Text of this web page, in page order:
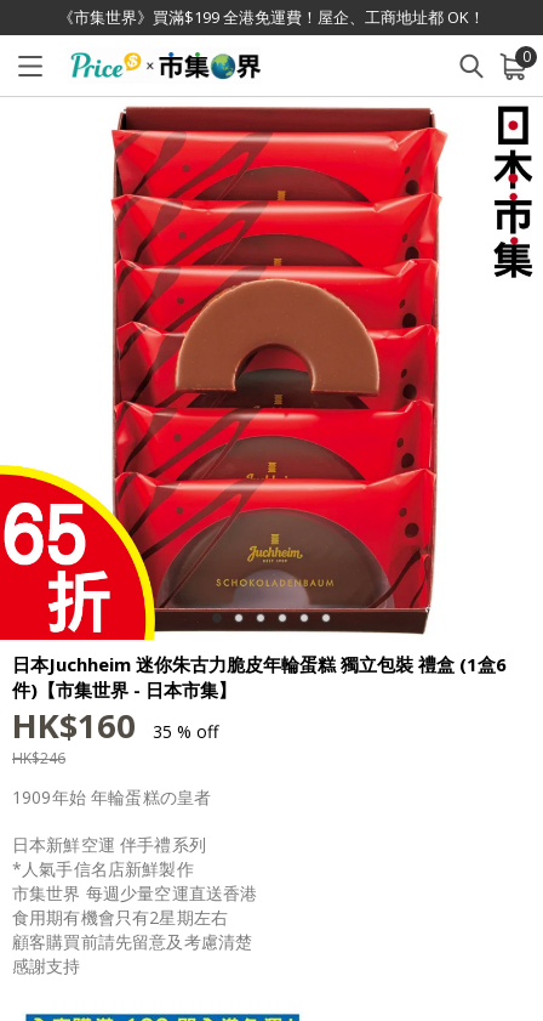
《市集世界》買滿$199 全港免運費！屋企、工商地址都 OK！
0
已加入購物車 查看
日本Juchheim 迷你朱古力脆皮年輪蛋糕 獨立包裝 禮盒 (1盒6
件)【市集世界 - 日本市集】
HK$160 35 % off
HK$246
1909年始 年輪蛋糕の皇者
日本新鮮空運 伴手禮系列
*人氣手信名店新鮮製作
市集世界 每週少量空運直送香港
食用期有機會只有2星期左右
顧客購買前請先留意及考慮清楚
感謝支持